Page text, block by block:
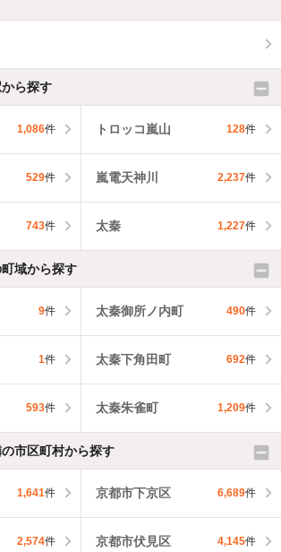
ら探す
1,086件 トロッコ嵐山 128件
529件 嵐電天神川 2,237件
743件 太秦 1,227件
域から探す
9件 太秦御所ノ内町 490件
1件 太秦下角田町 692件
593件 太秦朱雀町 1,209件
市区町村から探す
1,641件 京都市下京区 6,689件
2,574件 京都市伏見区 4,145件